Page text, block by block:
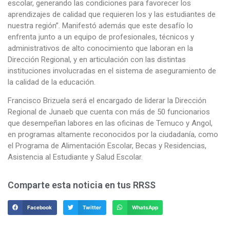
escolar, generando las condiciones para favorecer los
aprendizajes de calidad que requieren los y las estudiantes de
nuestra región”. Manifestó además que este desafío lo
enfrenta junto a un equipo de profesionales, técnicos y
administrativos de alto conocimiento que laboran en la
Dirección Regional, y en articulación con las distintas
instituciones involucradas en el sistema de aseguramiento de
la calidad de la educación.
Francisco Brizuela será el encargado de liderar la Dirección
Regional de Junaeb que cuenta con más de 50 funcionarios
que desempeñan labores en las oficinas de Temuco y Angol,
en programas altamente reconocidos por la ciudadanía, como
el Programa de Alimentación Escolar, Becas y Residencias,
Asistencia al Estudiante y Salud Escolar.
Comparte esta noticia en tus RRSS
Facebook Twitter WhatsApp